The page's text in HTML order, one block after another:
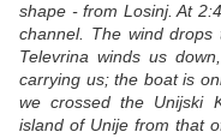
shape - from Losinj. At
channel. The wind
Televrina winds us
carrying us; the boat is
we crossed the Unijski
island of Unije from that